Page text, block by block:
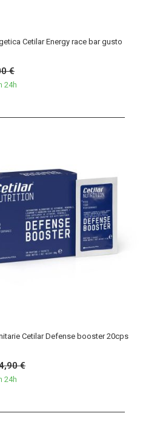
Cetilar Energy race bar gusto
€
24h
Cetilar Defense booster 20cps
€
24h